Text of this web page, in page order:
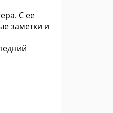
С ее
заметки и